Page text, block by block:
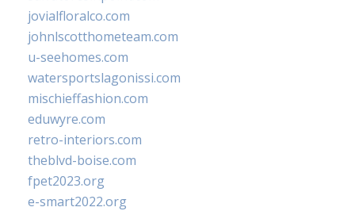
jovialfloralco.com
johnlscotthometeam.com
u-seehomes.com
watersportslagonissi.com
mischieffashion.com
eduwyre.com
retro-interiors.com
theblvd-boise.com
fpet2023.org
e-smart2022.org